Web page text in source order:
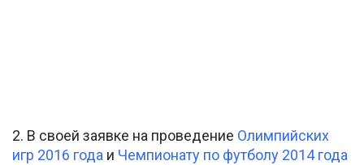
2. В своей заявке на проведение Олимпийских
игр 2016 года и Чемпионату по футболу 2014 года